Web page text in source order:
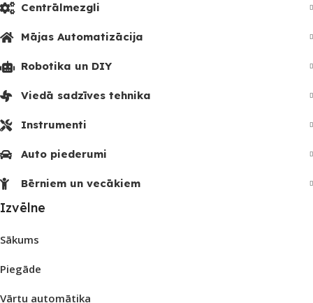
Centrālmezgli
Mājas Automatizācija
Robotika un DIY
Viedā sadzīves tehnika
Instrumenti
Auto piederumi
Bērniem un vecākiem
Izvēlne
Sākums
Piegāde
Vārtu automātika